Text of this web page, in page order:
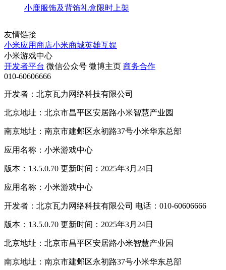
小鹿服饰及背饰礼盒限时上架
友情链接
小米应用商店小米商城英雄互娱
小米游戏中心
开发者平台 微信公众号 微博主页 商务合作
010-60606666
开发者：北京瓦力网络科技有限公司
北京地址：北京市昌平区安居路小米智慧产业园
南京地址：南京市建邺区永初路37号小米华东总部
应用名称：小米游戏中心
版本：13.5.0.70 更新时间：2025年3月24日
应用名称：小米游戏中心
开发者：北京瓦力网络科技有限公司 电话：010-60606666
版本：13.5.0.70 更新时间：2025年3月24日
北京地址：北京市昌平区安居路小米智慧产业园
南京地址：南京市建邺区永初路37号小米华东总部